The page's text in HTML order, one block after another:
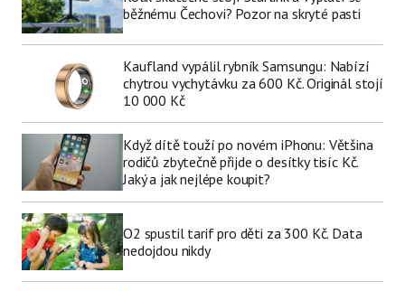
běžnému Čechovi? Pozor na skryté pasti
Kaufland vypálil rybník Samsungu: Nabízí
chytrou vychytávku za 600 Kč. Originál stojí
10 000 Kč
Když dítě touží po novém iPhonu: Většina
rodičů zbytečně přijde o desítky tisíc Kč.
Jaký a jak nejlépe koupit?
O2 spustil tarif pro děti za 300 Kč. Data
nedojdou nikdy